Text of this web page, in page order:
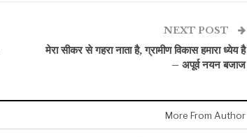
NEXT POST
मेरा सीकर से गहरा नाता है, ग्रामीण विकास हमारा ध्येय है
– अपूर्व नयन बजाज
More From Author